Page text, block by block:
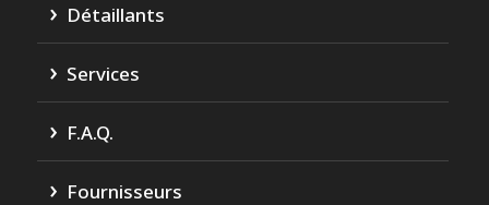
Détaillants
Services
F.A.Q.
Fournisseurs